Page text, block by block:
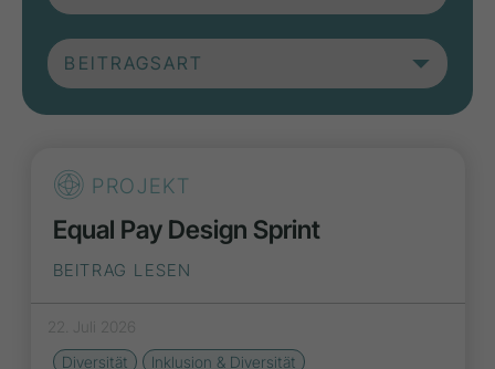
PROJEKT
Equal Pay Design Sprint
BEITRAG LESEN
22. Juli 2026
Diversität
Inklusion & Diversität